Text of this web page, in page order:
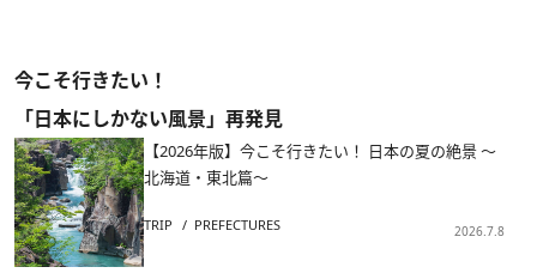
今こそ行きたい！
「日本にしかない風景」再発見
【2026年版】今こそ行きたい！ 日本の夏の絶景 ～
北海道・東北篇～
TRIP PREFECTURES 2026.7.8